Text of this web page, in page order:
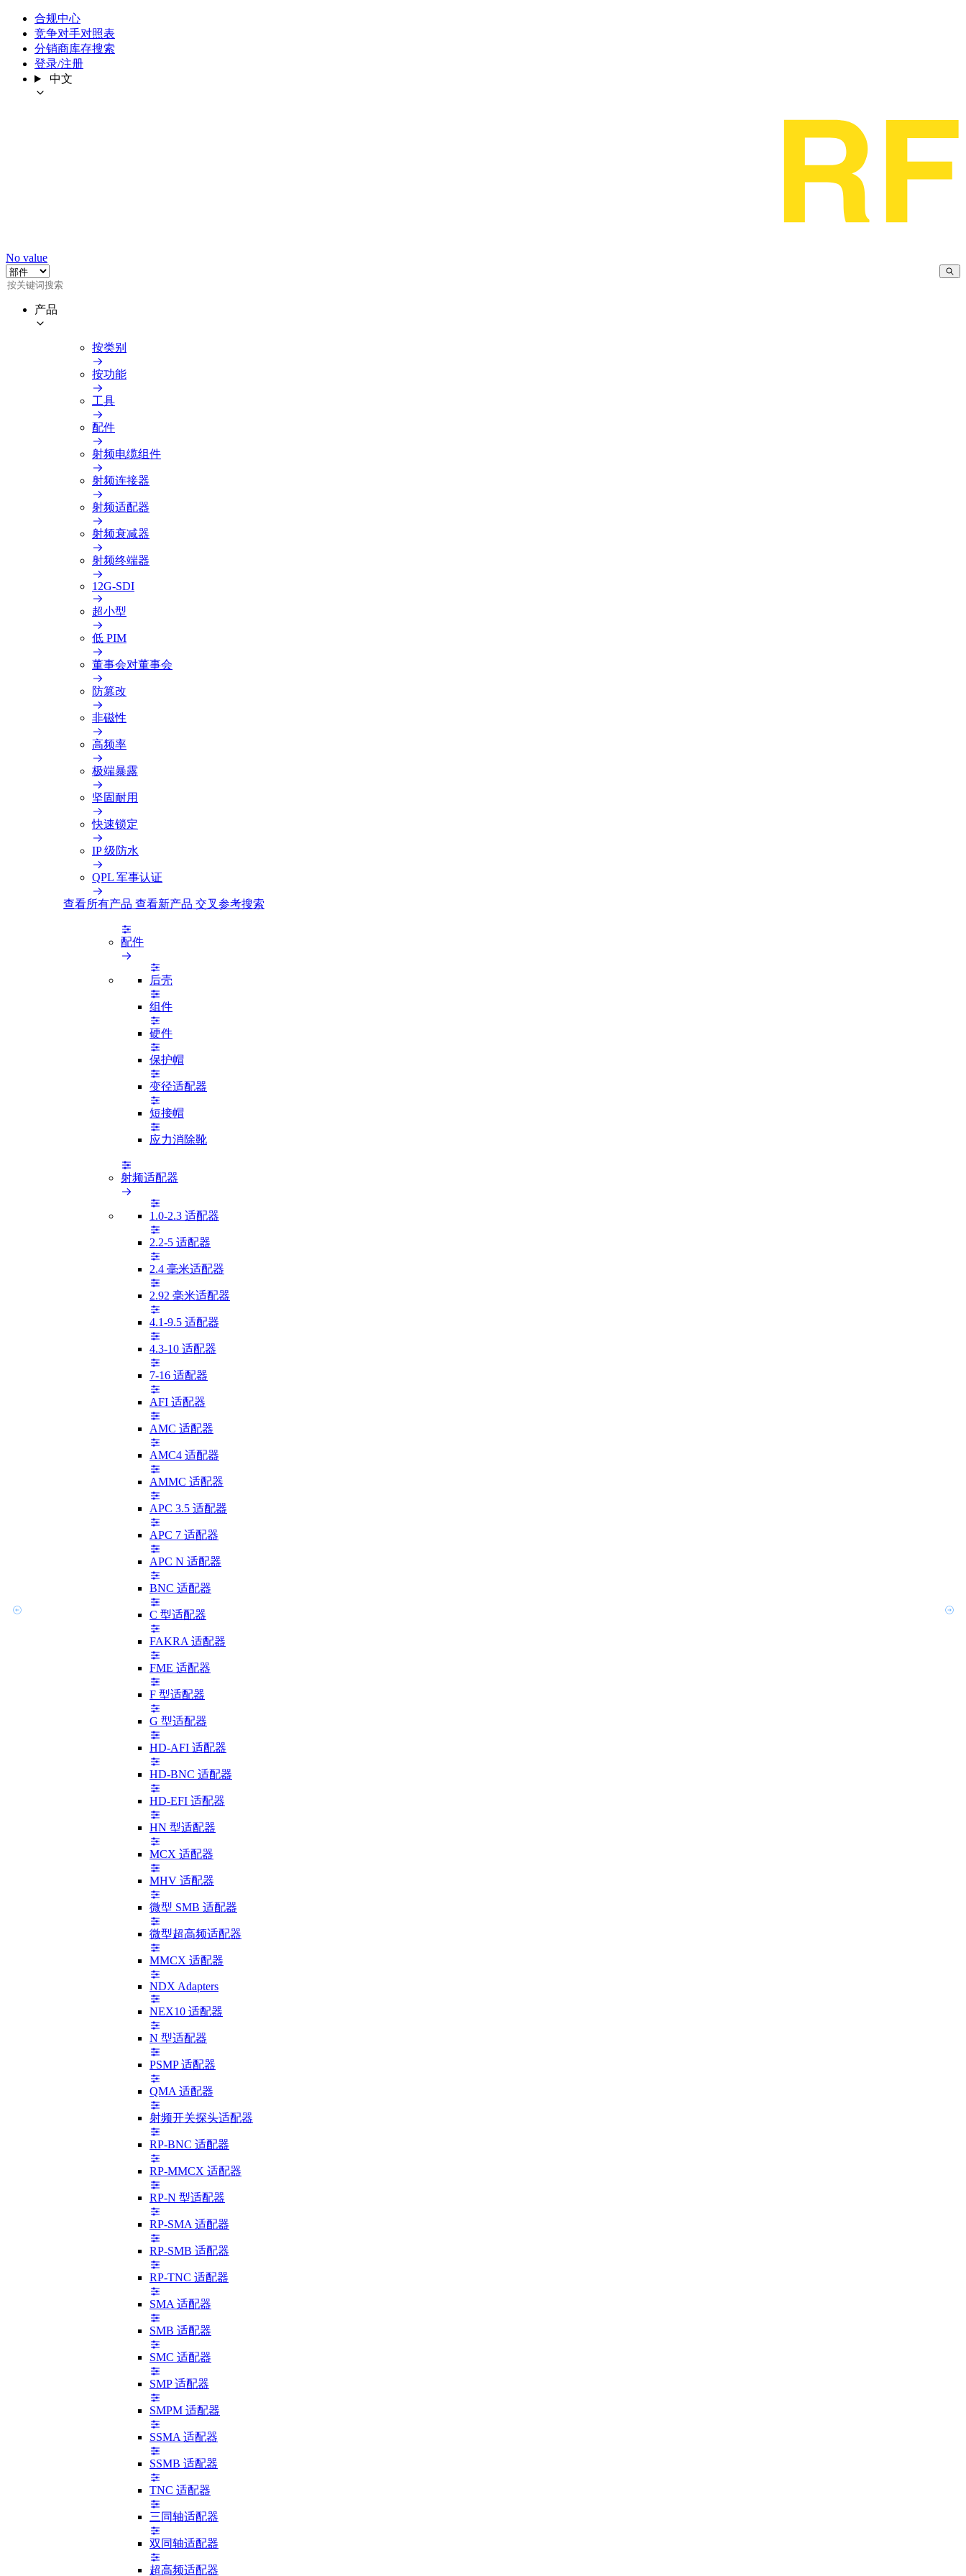
合规中心
竞争对手对照表
分销商库存搜索
登录/注册
中文
No value
产品
按类别
按功能
工具
配件
射频电缆组件
射频连接器
射频适配器
射频衰减器
射频终端器
12G-SDI
超小型
低 PIM
董事会对董事会
防篡改
非磁性
高频率
极端暴露
坚固耐用
快速锁定
IP 级防水
QPL 军事认证
查看所有产品 查看新产品 交叉参考搜索
配件
后壳
组件
硬件
保护帽
变径适配器
短接帽
应力消除靴
射频适配器
1.0-2.3 适配器
2.2-5 适配器
2.4 毫米适配器
2.92 毫米适配器
4.1-9.5 适配器
4.3-10 适配器
7-16 适配器
AFI 适配器
AMC 适配器
AMC4 适配器
AMMC 适配器
APC 3.5 适配器
APC 7 适配器
APC N 适配器
BNC 适配器
C 型适配器
FAKRA 适配器
FME 适配器
F 型适配器
G 型适配器
HD-AFI 适配器
HD-BNC 适配器
HD-EFI 适配器
HN 型适配器
MCX 适配器
MHV 适配器
微型 SMB 适配器
微型超高频适配器
MMCX 适配器
NDX Adapters
NEX10 适配器
N 型适配器
PSMP 适配器
QMA 适配器
射频开关探头适配器
RP-BNC 适配器
RP-MMCX 适配器
RP-N 型适配器
RP-SMA 适配器
RP-SMB 适配器
RP-TNC 适配器
SMA 适配器
SMB 适配器
SMC 适配器
SMP 适配器
SMPM 适配器
SSMA 适配器
SSMB 适配器
TNC 适配器
三同轴适配器
双同轴适配器
超高频适配器